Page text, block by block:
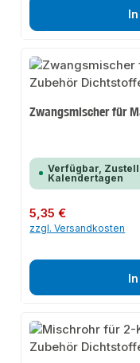
Zwangsmischer für
Verfügbar,
Kalendertagen
Regulärer Preis:
5,35 €
zzgl. Versandkosten